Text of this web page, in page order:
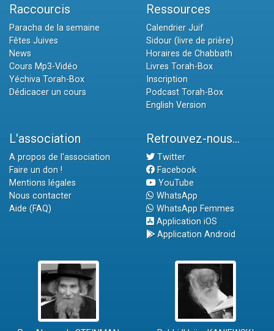
Raccourcis
Paracha de la semaine
Fêtes Juives
News
Cours Mp3-Vidéo
Yéchiva Torah-Box
Dédicacer un cours
Ressources
Calendrier Juif
Sidour (livre de prière)
Horaires de Chabbath
Livres Torah-Box
Inscription
Podcast Torah-Box
English Version
L'association
A propos de l'association
Faire un don !
Mentions légales
Nous contacter
Aide (FAQ)
Retrouvez-nous...
Twitter
Facebook
YouTube
WhatsApp
WhatsApp Femmes
Application iOS
Application Android